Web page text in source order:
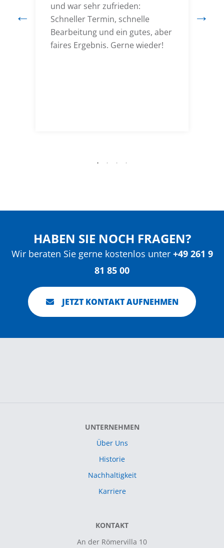
und war sehr zufrieden:
Schneller Termin, schnelle
Bearbeitung und ein gutes, aber
faires Ergebnis. Gerne wieder!
HABEN SIE NOCH FRAGEN?
Wir beraten Sie gerne kostenlos unter +49 261 9
81 85 00
JETZT KONTAKT AUFNEHMEN
UNTERNEHMEN
Über Uns
Historie
Nachhaltigkeit
Karriere
KONTAKT
An der Römervilla 10